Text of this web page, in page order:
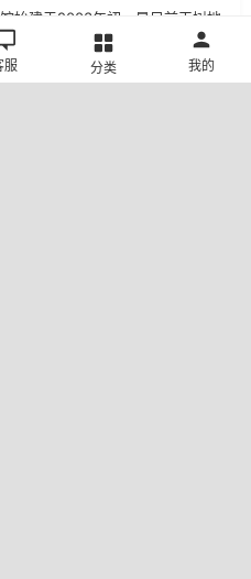
始建于2003年初，是目前玉树地
次较高的一家三星级宾馆，宾馆占
，主要经营宾馆、餐饮、娱乐、三
服 分类 我的